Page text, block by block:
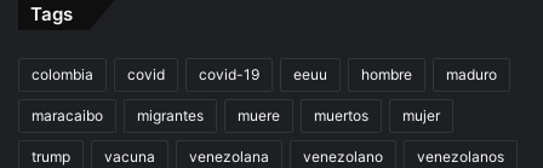
Tags
colombia covid covid-19 eeuu hombre maduro
maracaibo migrantes muere muertos mujer
trump vacuna venezolana venezolano venezolanos